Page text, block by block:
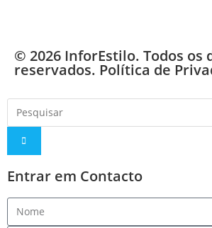
© 2026 InforEstilo. Todos os
reservados. Política de
Entrar em Contacto